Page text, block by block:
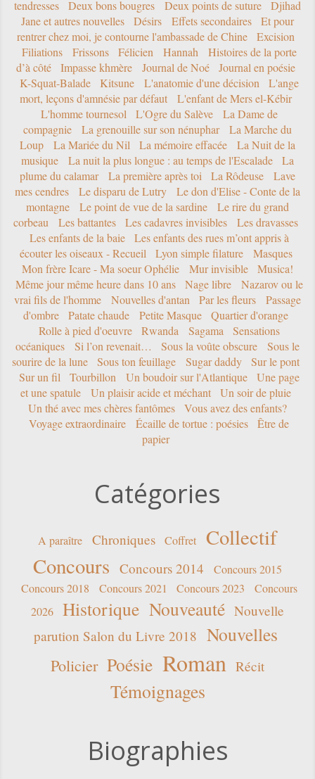
tendresses
Deux bons bougres Deux points de suture
Djihad
Jane et autres nouvelles
Désirs Effets secondaires
Et pour
rentrer chez moi, je contourne l'ambassade de Chine
Excision
Filiations
Frissons Félicien Hannah
Histoires de la porte
d’à côté
Impasse khmère Journal de Noé
Journal en poésie
K-Squat-Balade
Kitsune L'anatomie d'une décision
L'ange
mort, leçons d'amnésie par défaut
L'enfant de Mers el-Kébir
L'homme tournesol
L'Ogre du Salève
La Dame de
compagnie
La grenouille sur son nénuphar
La Marche du
Loup
La Mariée du Nil La mémoire effacée
La Nuit de la
musique
La nuit la plus longue : au temps de l'Escalade
La
plume du calamar
La première après toi La Rôdeuse
Lave
mes cendres
Le disparu de Lutry
Le don d'Elise - Conte de la
montagne
Le point de vue de la sardine
Le rire du grand
corbeau
Les battantes Les cadavres invisibles
Les dravasses
Les enfants de la baie
Les enfants des rues m’ont appris à
écouter les oiseaux - Recueil
Lyon simple filature
Masques
Mon frère Icare - Ma soeur Ophélie
Mur invisible
Musica!
Même jour même heure dans 10 ans
Nage libre
Nazarov ou le
vrai fils de l'homme
Nouvelles d'antan Par les fleurs
Passage
d'ombre
Patate chaude Petite Masque
Quartier d'orange
Rolle à pied d'oeuvre
Rwanda Sagama
Sensations
océaniques
Si l’on revenait… Sous la voûte obscure
Sous le
sourire de la lune
Sous ton feuillage Sugar daddy
Sur le pont
Sur un fil
Tourbillon Un boudoir sur l'Atlantique
Une page
et une spatule
Un plaisir acide et méchant
Un soir de pluie
Un thé avec mes chères fantômes
Vous avez des enfants?
Voyage extraordinaire
Écaille de tortue : poésies
Être de
papier
Catégories
A paraître Chroniques Coffret
Collectif
Concours Concours 2014
Concours 2015
Concours 2018
Concours 2021 Concours 2023
Concours
2026
Historique Nouveauté Nouvelle
parution Salon du Livre 2018 Nouvelles
Policier Poésie Roman Récit
Témoignages
Biographies